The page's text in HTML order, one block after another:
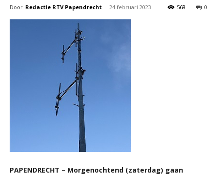
Door Redactie RTV Papendrecht - 24 februari 2023 0
568
PAPENDRECHT – Morgenochtend (zaterdag) gaan